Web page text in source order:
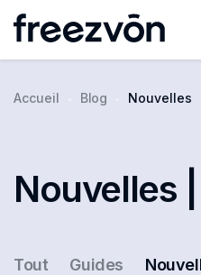
Accueil Blog Nouvelles
Nouvelles |
Tout Guides